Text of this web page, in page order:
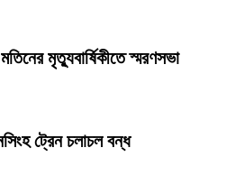
মৃত্যুবার্ষিকীতে স্মরণসভা
ট্রেন চলাচল বন্ধ